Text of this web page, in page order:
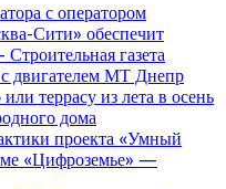
с оператором
Сити» обеспечит
газета
двигателем МТ Днепр
террасу из лета в осень
дома
проекта «Умный
«Цифроземье» —